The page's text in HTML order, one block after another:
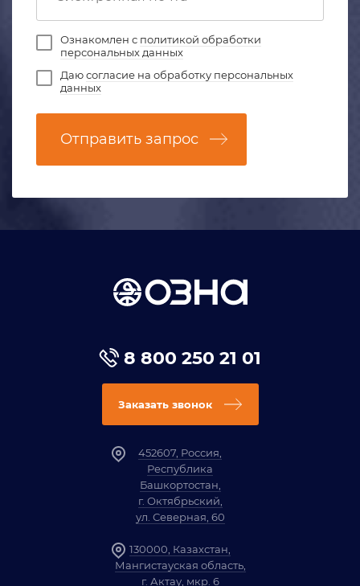
Ознакомлен с политикой обработки
персональных данных
Даюсогласие на обработку персональных
данных
Отправить запрос
8 800 250 21 01
Заказать звонок
452607, Россия,
Республика
Башкортостан,
г. Октябрьский,
ул. Северная, 60
130000, Казахстан,
Мангистауская область,
г. Актау, мкр. 6